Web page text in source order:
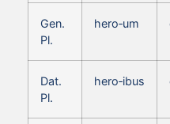
Gen.
Pl.
hero‑um
Dat.
Pl.
hero‑ibus